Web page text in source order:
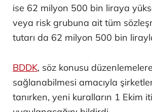
ise 62 milyon 500 bin liraya
veya risk grubuna ait tüm
tutarı da 62 milyon 500 bin lirayla
BDDK, söz konusu
sağlanabilmesi amacıyla
tanırken, yeni kuralların 1 Ekim